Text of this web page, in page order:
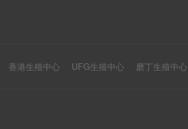
香港生殖中心 UFG生殖中心 磨丁生殖中心